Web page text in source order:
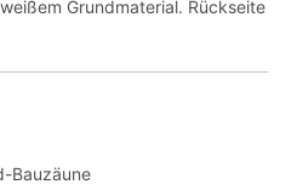
Grundmaterial. Rückseite
Bauzäune